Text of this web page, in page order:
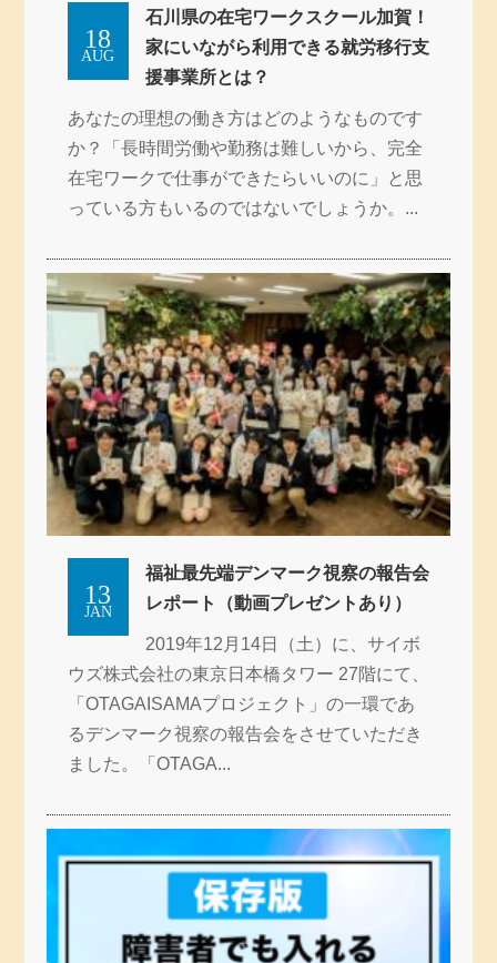
AUG
18
石川県の在宅ワークスクール加賀！
家にいながら利用できる就労移行支
援事業所とは？
あなたの理想の働き方はどのようなものです
か？「長時間労働や勤務は難しいから、完全
在宅ワークで仕事ができたらいいのに」と思
っている方もいるのではないでしょうか。...
JAN
13
福祉最先端デンマーク視察の報告会
レポート（動画プレゼントあり）
2019年12月14日（土）に、サイボ
ウズ株式会社の東京日本橋タワー 27階にて、
「OTAGAISAMAプロジェクト」の一環であ
るデンマーク視察の報告会をさせていただき
ました。「OTAGA...